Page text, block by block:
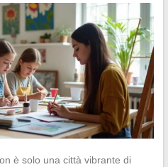
è solo una città vibrante di